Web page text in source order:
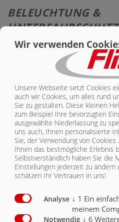
KONTAKT
BELEUCHTUNG &
UNTERFAHRSCHUTZ
Ausstattung Sicherheit
Beleuchtung 12 V mit schlagfestem Glas
LED Beleuchtung 12 V 7-Poliger Stecker
LED Lichtpaket - nur in Verbindung mit
Protectpaket
Protectpaket
Unterfahrschutz mechanisch, klappbar
Unterfahrschutz hydraulisch klappbar
Wir verwenden
Unsere Webseite setzt Cookies
auch wir Cookies, um alles rund
Sie zu gestalten. Diese kleinen
zum Beispiel Ihre bevorzugten
ausgewählte Niederlassung zu
uns auch, Ihnen personalisierte
Sie, der Verwendung von
Ihnen das bestmögliche Erlebnis
Selbstverständlich haben Sie die
Einstellungen jederzeit zu ändern
schätzen Ihr Vertrauen in uns!
Analyse ↓ 1 Ein
meinem
Notwendig ↓ 6